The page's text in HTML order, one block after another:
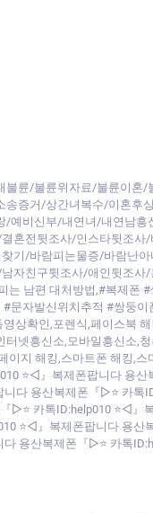
륜/불륜위자료/불륜이
증거/상간녀복수/이혼후
비신부/내연녀/내연남
혼전뒷조사/인스타뒷조
기/바람피는물증/바람난
자친구뒷조사/애인뒷조
남편 대처방법,#복제폰
자발신위치추적 #쌍둥
확인,포렌식,페이스북
넷흥신소,모바일흥신소,
지 해킹,스마트폰 해킹,
⭐◁』복제폰팝니다 용
다 용산복제폰『▷⭐ 카톡
카톡ID:help010 ⭐◁
⭐◁』복제폰팝니다 용
용산복제폰『▷⭐ 카톡